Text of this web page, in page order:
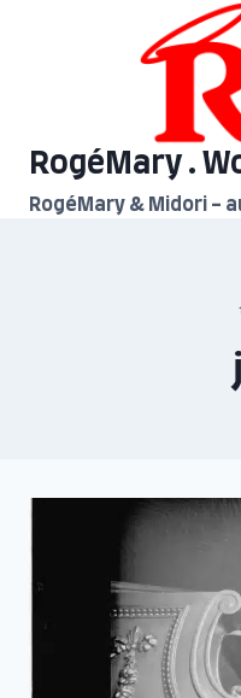
RogéMary .
RogéMary & Midori -